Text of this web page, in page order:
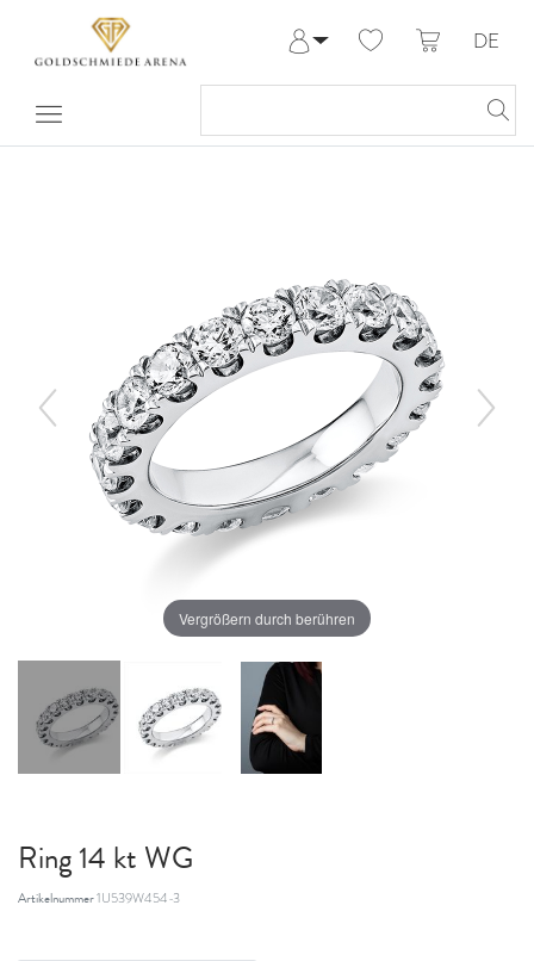
Meine Bestellungen
DE
Vergrößern durch berühren
Ring 14 kt WG
Artikelnummer1U539W454-3